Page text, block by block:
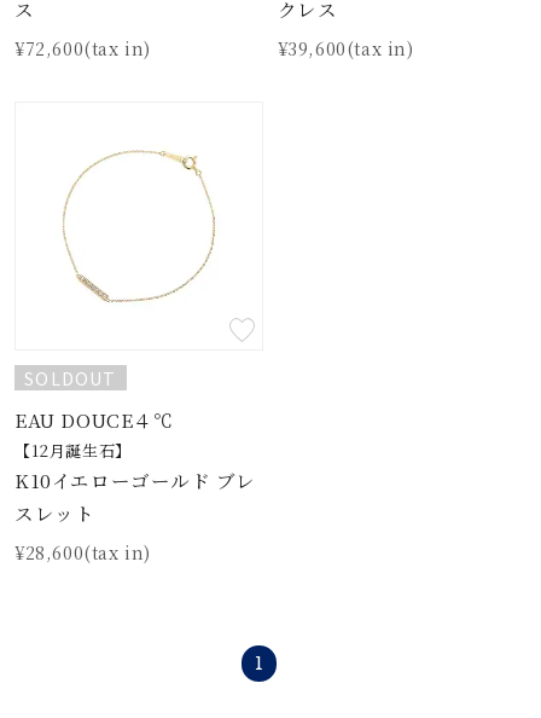
ス
¥72,600(tax in)
クレス
¥39,600(tax in)
SOLDOUT
EAU DOUCE４℃
【12月誕生石】
K10イエローゴールド ブレ
スレット
¥28,600(tax in)
1